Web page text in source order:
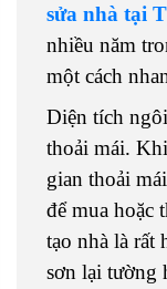
sửa nhà tại
nhiều năm
một cách
Diện tích
thoải mái.
gian thoải
để mua hoặc
tạo nhà là rất
sơn lại tường